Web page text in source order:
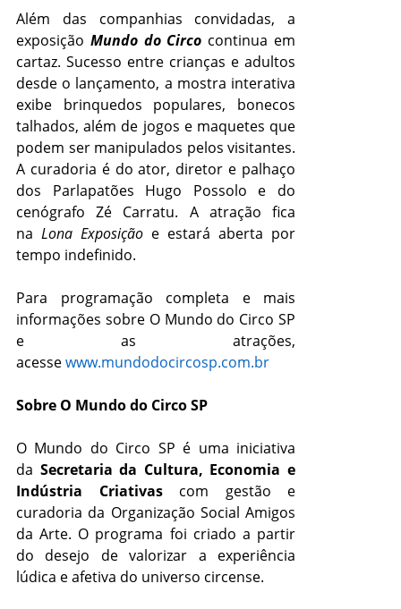
Além das companhias convidadas, a
exposição Mundo do Circo continua em
cartaz. Sucesso entre crianças e adultos
desde o lançamento, a mostra interativa
exibe brinquedos populares, bonecos
talhados, além de jogos e maquetes que
podem ser manipulados pelos visitantes.
A curadoria é do ator, diretor e palhaço
dos Parlapatões Hugo Possolo e do
cenógrafo Zé Carratu. A atração fica
na Lona Exposição e estará aberta por
tempo indefinido.
Para programação completa e mais
informações sobre O Mundo do Circo SP
e as atrações,
acessewww.mundodocircosp.com.br
Sobre O Mundo do Circo SP
O Mundo do Circo SP é uma iniciativa
da Secretaria da Cultura, Economia e
Indústria Criativascom gestão e
curadoria da Organização Social Amigos
da Arte. O programa foi criado a partir
do desejo de valorizar a experiência
lúdica e afetiva do universo circense.